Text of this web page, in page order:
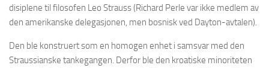
disiplene til filosofen Leo Strauss (Richard Perle var ikke medlem av
den amerikanske delegasjonen, men bosnisk ved Dayton-avtalen).
Den ble konstruert som en homogen enhet i samsvar med den
Straussianske tankegangen. Derfor ble den kroatiske minoriteten